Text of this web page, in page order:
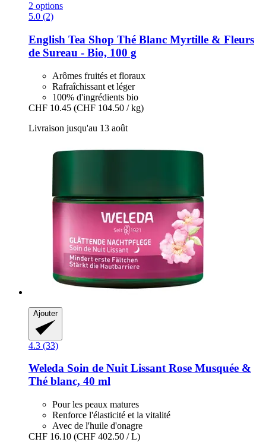
2 options
5.0 (2)
English Tea Shop Thé Blanc Myrtille & Fleurs
de Sureau -​ Bio, 100 g
Arômes fruités et floraux
Rafraîchissant et léger
100% d'ingrédients bio
CHF 10.45 (CHF 104.50 / kg)
Livraison jusqu'au 13 août
Ajouter
4.3 (33)
Weleda Soin de Nuit Lissant Rose Musquée &
Thé blanc, 40 ml
Pour les peaux matures
Renforce l'élasticité et la vitalité
Avec de l'huile d'onagre
CHF 16.10 (CHF 402.50 / L)